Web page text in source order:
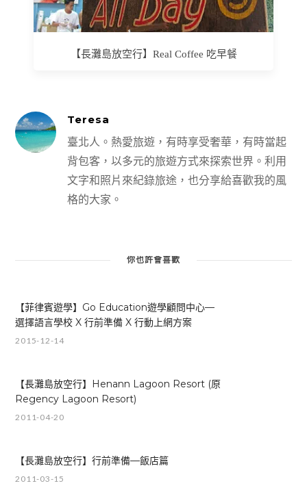
【長灘島放空行】Real Coffee 吃早餐
Teresa
臺北人。熱愛旅遊，有時享受奢華，有時當起
背包客，以多元的旅遊方式來探索世界。利用
文字和照片來紀錄旅途，也分享給喜歡我的風
格的大家。
你也許會喜歡
【菲律賓遊學】Go Education遊學顧問中心—
選擇語言學校 X 行前準備 X 行動上網方案
2015-12-14
【長灘島放空行】Henann Lagoon Resort (原
Regency Lagoon Resort)
2011-04-20
【長灘島放空行】行前準備—飯店篇
2011-03-15